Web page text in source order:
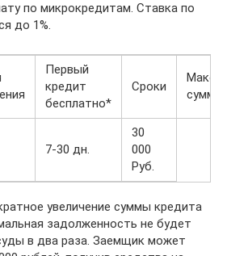
по микрокредитам. Ставка по
до 1%.
Первый
кредит
бесплатно*
Сроки
сумма
7-30 дн.
30
000
Руб.
увеличение суммы кредита
задолженность не будет
в два раза. Заемщик может